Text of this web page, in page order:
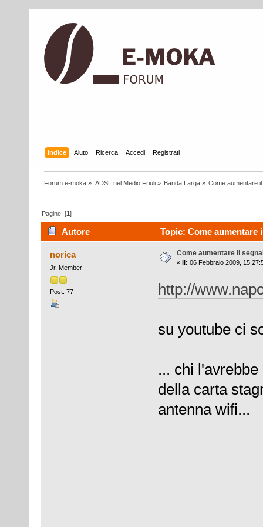
Indice Aiuto Ricerca Accedi Registrati
Forum e-moka » ADSL nel Medio Friuli» Banda Larga» Come aumentare
Pagine: [1]
Autore Topic: Come aumentare
norica
Jr. Member
Post: 77
Come aumentare il
« il: 06 Febbraio 2009,
http://
su youtube ci
... chi
della carta
antenna wifi...